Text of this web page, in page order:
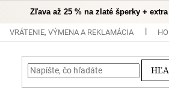
Zľava až 25 % na zlaté šperky +
VRÁTENIE, VÝMENA A REKLAMÁCIA